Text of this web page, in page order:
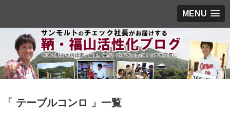
MENU
「 テーブルコンロ 」一覧